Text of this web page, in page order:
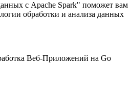
с Apache Spark" поможет вам
обработки и анализа данных
Веб-Приложений на Go